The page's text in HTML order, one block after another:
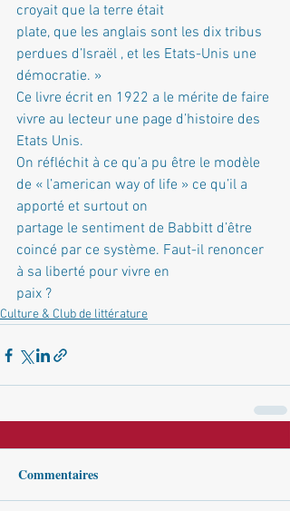
croyait que la terre était
plate, que les anglais sont les dix tribus
perdues d’Israël , et les Etats-Unis une
démocratie. »
Ce livre écrit en 1922 a le mérite de faire
vivre au lecteur une page d’histoire des
Etats Unis.
On réfléchit à ce qu’a pu être le modèle
de « l’american way of life » ce qu’il a
apporté et surtout on
partage le sentiment de Babbitt d’être
coincé par ce système. Faut-il renoncer
à sa liberté pour vivre en
paix ?
Culture & Club de littérature
Commentaires